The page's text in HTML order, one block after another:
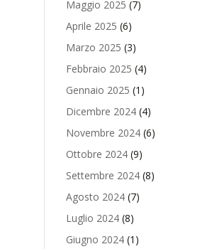
Maggio 2025 (7)
Aprile 2025 (6)
Marzo 2025 (3)
Febbraio 2025 (4)
Gennaio 2025 (1)
Dicembre 2024(4)
Novembre 2024(6)
Ottobre 2024(9)
Settembre 2024(8)
Agosto 2024(7)
Luglio 2024(8)
Giugno 2024(1)